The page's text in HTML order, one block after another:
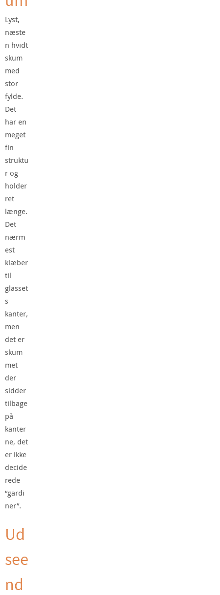
Lyst,
næste
n hvidt
skum
med
stor
fylde.
Det
har en
meget
fin
struktu
r og
holder
ret
længe.
Det
nærm
est
klæber
til
glasset
s
kanter,
men
det er
skum
met
der
sidder
tilbage
på
kanter
ne, det
er ikke
decide
rede
“gardi
ner”.
Ud
see
nd